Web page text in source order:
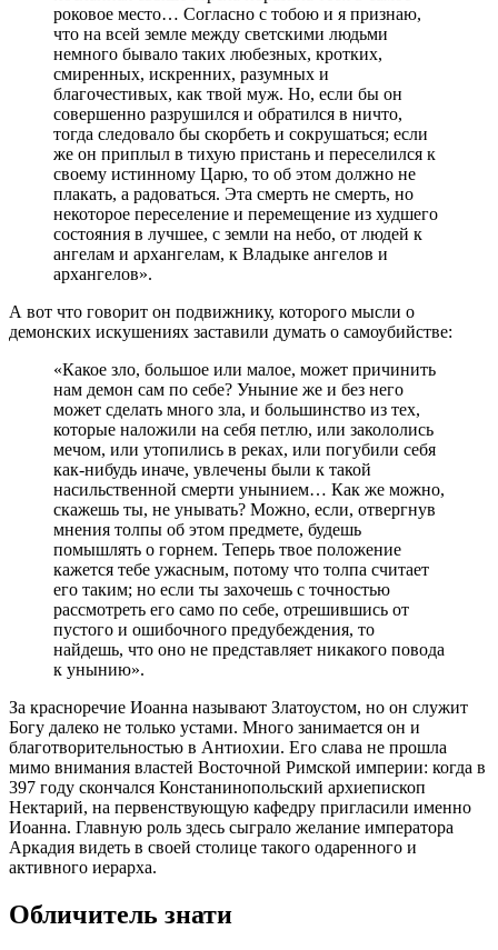
роковое место… Согласно с тобою и я признаю,
что на всей земле между светскими людьми
немного бывало таких любезных, кротких,
смиренных, искренних, разумных и
благочестивых, как твой муж. Но, если бы он
совершенно разрушился и обратился в ничто,
тогда следовало бы скорбеть и сокрушаться; если
же он приплыл в тихую пристань и переселился к
своему истинному Царю, то об этом должно не
плакать, а радоваться. Эта смерть не смерть, но
некоторое переселение и перемещение из худшего
состояния в лучшее, с земли на небо, от людей к
ангелам и архангелам, к Владыке ангелов и
архангелов».
А вот что говорит он подвижнику, которого мысли о
демонских искушениях заставили думать о самоубийстве:
«Какое зло, большое или малое, может причинить
нам демон сам по себе? Уныние же и без него
может сделать много зла, и большинство из тех,
которые наложили на себя петлю, или закололись
мечом, или утопились в реках, или погубили себя
как-нибудь иначе, увлечены были к такой
насильственной смерти унынием… Как же можно,
скажешь ты, не унывать? Можно, если, отвергнув
мнения толпы об этом предмете, будешь
помышлять о горнем. Теперь твое положение
кажется тебе ужасным, потому что толпа считает
его таким; но если ты захочешь с точностью
рассмотреть его само по себе, отрешившись от
пустого и ошибочного предубеждения, то
найдешь, что оно не представляет никакого повода
к унынию».
За красноречие Иоанна называют Златоустом, но он служит
Богу далеко не только устами. Много занимается он и
благотворительностью в Антиохии. Его слава не прошла
мимо внимания властей Восточной Римской империи: когда в
397 году скончался Констанинопольский архиепископ
Нектарий, на первенствующую кафедру пригласили именно
Иоанна. Главную роль здесь сыграло желание императора
Аркадия видеть в своей столице такого одаренного и
активного иерарха.
Обличитель знати